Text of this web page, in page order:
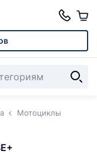
Мотоциклы